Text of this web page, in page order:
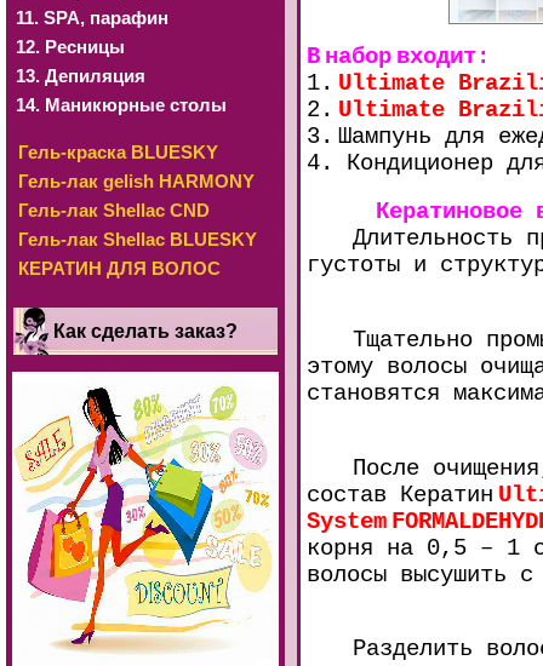
11. SРА, парафин
12. Ресницы
13. Депиляция
14. Маникюрные столы
Гель-краска BLUESKY
Гель-лак gelish HARMONY
Гель-лак Shellac CND
Гель-лак Shellac BLUESKY
КЕРАТИН ДЛЯ ВОЛОС
Как сделать заказ?
В набор входит:
1. Ultimate
2. Ultimate
3. Шампунь для
4. Кондиционер
Кератиновое
Длительность
густоты и
Тщательно
этому волосы
становятся
После
состав Кератин
System
корня на 0,5 – 1
волосы высушить
Разделить